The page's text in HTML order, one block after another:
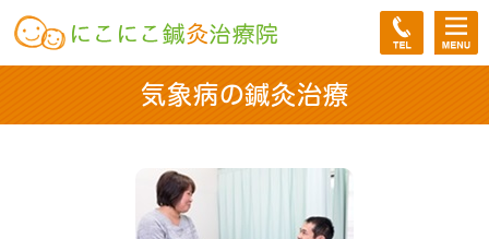
気象病の鍼灸治療